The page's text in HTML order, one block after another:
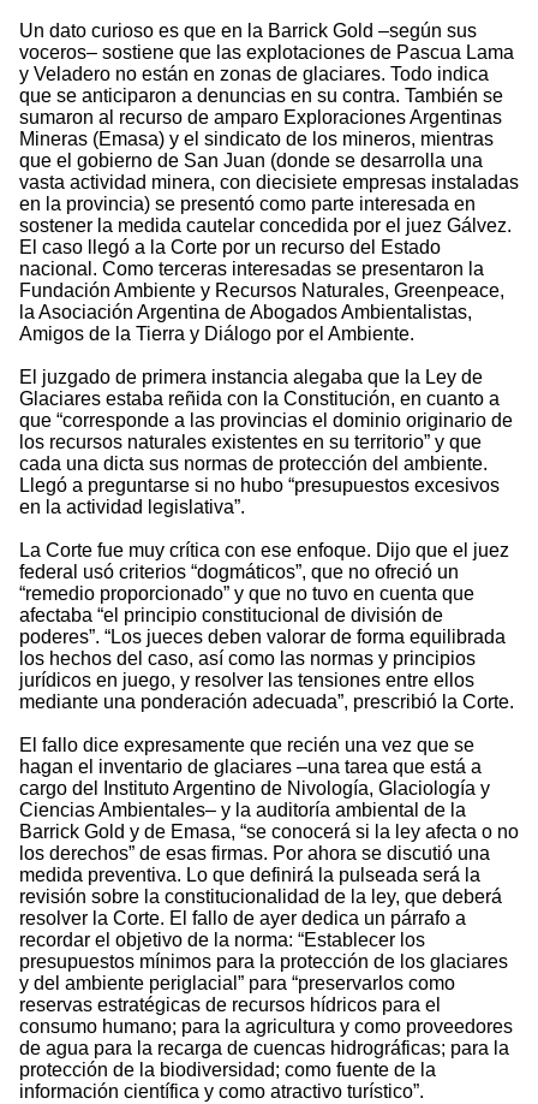
Un dato curioso es que en la Barrick Gold –según sus
voceros– sostiene que las explotaciones de Pascua Lama
y Veladero no están en zonas de glaciares. Todo indica
que se anticiparon a denuncias en su contra. También se
sumaron al recurso de amparo Exploraciones Argentinas
Mineras (Emasa) y el sindicato de los mineros, mientras
que el gobierno de San Juan (donde se desarrolla una
vasta actividad minera, con diecisiete empresas instaladas
en la provincia) se presentó como parte interesada en
sostener la medida cautelar concedida por el juez Gálvez.
El caso llegó a la Corte por un recurso del Estado
nacional. Como terceras interesadas se presentaron la
Fundación Ambiente y Recursos Naturales, Greenpeace,
la Asociación Argentina de Abogados Ambientalistas,
Amigos de la Tierra y Diálogo por el Ambiente.
El juzgado de primera instancia alegaba que la Ley de
Glaciares estaba reñida con la Constitución, en cuanto a
que “corresponde a las provincias el dominio originario de
los recursos naturales existentes en su territorio” y que
cada una dicta sus normas de protección del ambiente.
Llegó a preguntarse si no hubo “presupuestos excesivos
en la actividad legislativa”.
La Corte fue muy crítica con ese enfoque. Dijo que el juez
federal usó criterios “dogmáticos”, que no ofreció un
“remedio proporcionado” y que no tuvo en cuenta que
afectaba “el principio constitucional de división de
poderes”. “Los jueces deben valorar de forma equilibrada
los hechos del caso, así como las normas y principios
jurídicos en juego, y resolver las tensiones entre ellos
mediante una ponderación adecuada”, prescribió la Corte.
El fallo dice expresamente que recién una vez que se
hagan el inventario de glaciares –una tarea que está a
cargo del Instituto Argentino de Nivología, Glaciología y
Ciencias Ambientales– y la auditoría ambiental de la
Barrick Gold y de Emasa, “se conocerá si la ley afecta o no
los derechos” de esas firmas. Por ahora se discutió una
medida preventiva. Lo que definirá la pulseada será la
revisión sobre la constitucionalidad de la ley, que deberá
resolver la Corte. El fallo de ayer dedica un párrafo a
recordar el objetivo de la norma: “Establecer los
presupuestos mínimos para la protección de los glaciares
y del ambiente periglacial” para “preservarlos como
reservas estratégicas de recursos hídricos para el
consumo humano; para la agricultura y como proveedores
de agua para la recarga de cuencas hidrográficas; para la
protección de la biodiversidad; como fuente de la
información científica y como atractivo turístico”.